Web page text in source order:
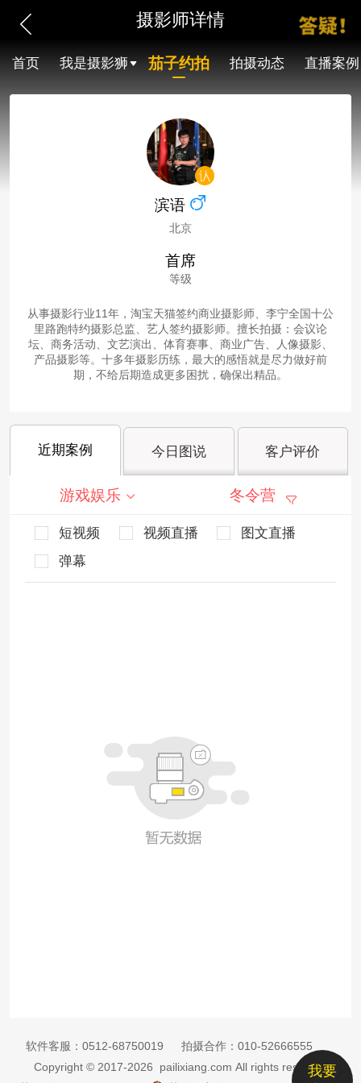
摄影师详情
首页 我是摄影狮 茄子约拍 拍摄动态 直播案例
滨语
北京
首席
等级
从事摄影行业11年，淘宝天猫签约商业摄影师、李宁全国十公
里路跑特约摄影总监、艺人签约摄影师。擅长拍摄：会议论
坛、商务活动、文艺演出、体育赛事、商业广告、人像摄影、
产品摄影等。十多年摄影历练，最大的感悟就是尽力做好前
期，不给后期造成更多困扰，确保出精品。
近期案例 今日图说 客户评价
游戏娱乐 冬令营
短视频 视频直播
图文直播
弹幕
我要
软件客服： 0512-68750019 拍摄合作： 010-52666555
Copyright © 2017-2026 pailixiang.com All rights reserved